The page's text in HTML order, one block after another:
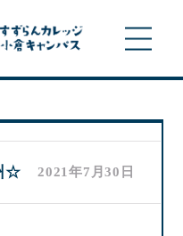
☆ 2021年7月30日